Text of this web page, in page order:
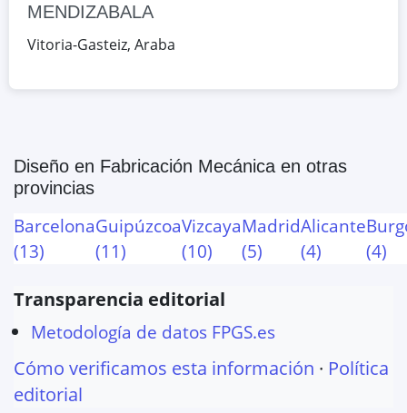
MENDIZABALA
Vitoria-Gasteiz, Araba
Diseño en Fabricación Mecánica en otras
provincias
Barcelona
(13)
Guipúzcoa
(11)
Vizcaya
(10)
Madrid
(5)
Alicante
(4)
(4)
Transparencia editorial
Metodología de datos FPGS.es
Cómo verificamos esta información · Política
editorial